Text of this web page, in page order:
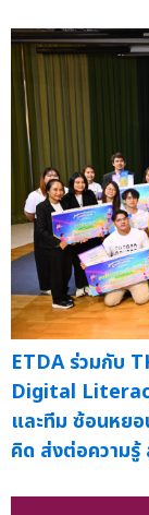
ETDA ร่วมกับ
Digital
และทีม ซ้อนหย
คิด ส่งต่อความ